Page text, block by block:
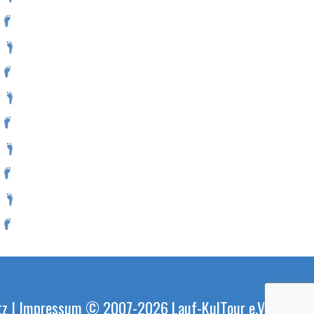
| Impressum © 2007-2026 Lauf-KulTour e.V.